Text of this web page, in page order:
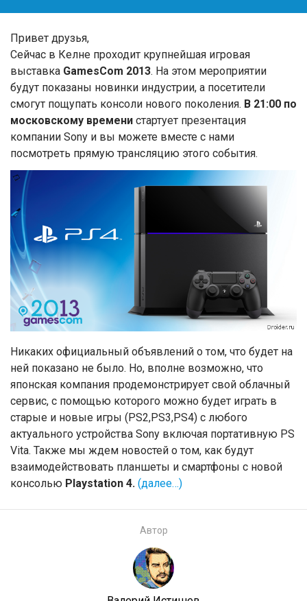
Привет друзья,
Сейчас в Келне проходит крупнейшая игровая
выставка GamesCom 2013. На этом мероприятии
будут показаны новинки индустрии, а посетители
смогут пощупать консоли нового поколения. В 21:00 по
московскому времени стартует презентация
компании Sony и вы можете вместе с нами
посмотреть прямую трансляцию этого события.
Никаких официальный объявлений о том, что будет на
ней показано не было. Но, вполне возможно, что
японская компания продемонстрирует свой облачный
сервис, с помощью которого можно будет играть в
старые и новые игры (PS2,PS3,PS4) с любого
актуального устройства Sony включая портативную PS
Vita. Также мы ждем новостей о том, как будут
взаимодействовать планшеты и смартфоны с новой
консолью Playstation 4. (далее…)
Автор